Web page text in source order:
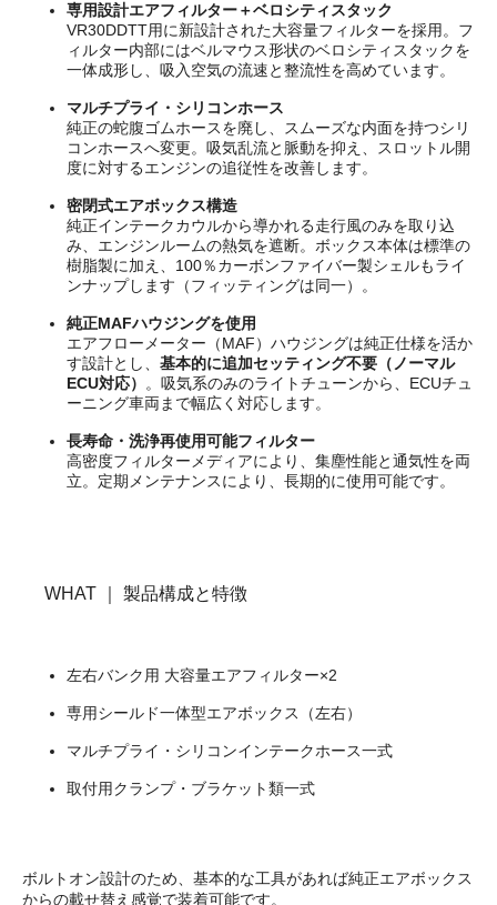
専用設計エアフィルター＋ベロシティスタック
VR30DDTT用に新設計された大容量フィルターを採用。フ
ィルター内部にはベルマウス形状のベロシティスタックを
一体成形し、吸入空気の流速と整流性を高めています。
マルチプライ・シリコンホース
純正の蛇腹ゴムホースを廃し、スムーズな内面を持つシリ
コンホースへ変更。吸気乱流と脈動を抑え、スロットル開
度に対するエンジンの追従性を改善します。
密閉式エアボックス構造
純正インテークカウルから導かれる走行風のみを取り込
み、エンジンルームの熱気を遮断。ボックス本体は標準の
樹脂製に加え、100％カーボンファイバー製シェルもライ
ンナップします（フィッティングは同一）。
純正MAFハウジングを使用
エアフローメーター（MAF）ハウジングは純正仕様を活か
す設計とし、 基本的に追加セッティング不要（ノーマル
ECU対応）
。吸気系のみのライトチューンから、ECUチュ
ーニング車両まで幅広く対応します。
長寿命・洗浄再使用可能フィルター
高密度フィルターメディアにより、集塵性能と通気性を両
立。定期メンテナンスにより、長期的に使用可能です。
WHAT ｜ 製品構成と特徴
左右バンク用 大容量エアフィルター×2
専用シールド一体型エアボックス（左右）
マルチプライ・シリコンインテークホース一式
取付用クランプ・ブラケット類一式
ボルトオン設計のため、基本的な工具があれば純正エアボックス
からの載せ替え感覚で装着可能です。